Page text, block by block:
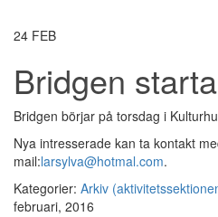
24 FEB
Bridgen
Bridgen börjar på torsdag i
Nya intresserade kan ta kontakt
mail:larsylva@hotmal.com.
Kategorier: Arkiv
februari, 2016